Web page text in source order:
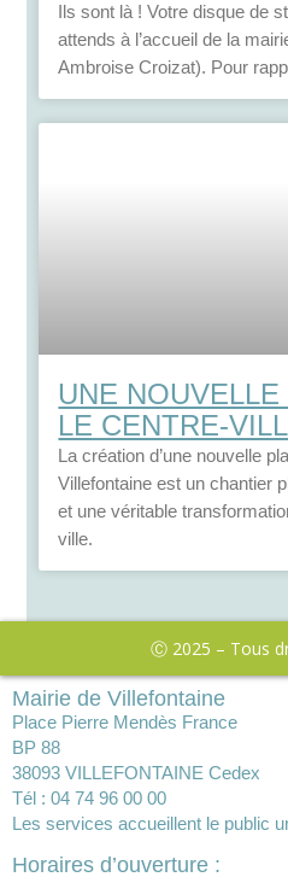
Ils sont là ! Votre disque de
attends à l’accueil de la
Ambroise Croizat). Pour
UNE
LE CENTRE-
La création d’une nouvelle
Villefontaine est un chantier
et une véritable
ville.
Ⓒ 2025 – Tous
Mairie de Villefontaine
Place Pierre Mendès France
BP 88
38093 VILLEFONTAINE Cedex
Tél : 04 74 96 00 00
Les services accueillent le public
Horaires d’ouverture :